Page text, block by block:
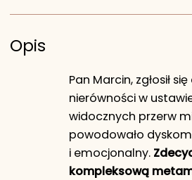
Opis
Pan Marcin, zgłosił
nierówności w
widocznych przerw
powodowało
i emocjonalny.
kompleksową